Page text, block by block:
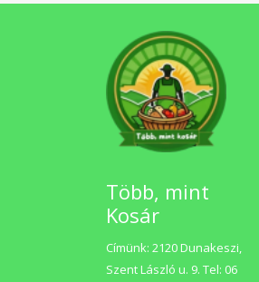
Több, mint
Kosár
Címünk: 2120 Dunakeszi,
Szent László u. 9. Tel: 06